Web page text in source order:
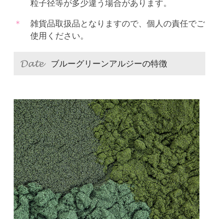
粒子径等が多少違う場合があります。
雑貨品取扱品となりますので、個人の責任でご
使用ください。
ブルーグリーンアルジーの特徴